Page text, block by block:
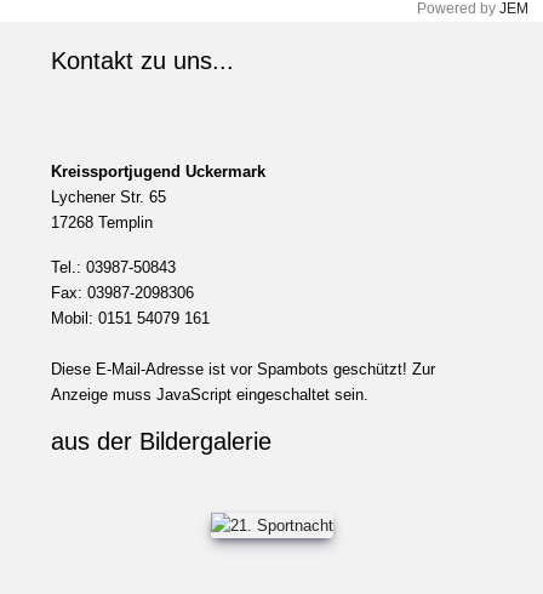
Powered by JEM
Kontakt zu uns...
Kreissportjugend Uckermark
Lychener Str. 65
17268 Templin
Tel.: 03987-50843
Fax: 03987-2098306
Mobil: 0151 54079 161
Diese E-Mail-Adresse ist vor Spambots geschützt! Zur
Anzeige muss JavaScript eingeschaltet sein.
aus der Bildergalerie